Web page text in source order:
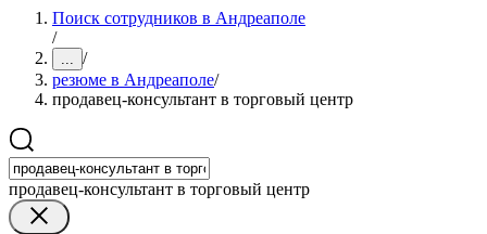
Поиск сотрудников в Андреаполе
/
... /
резюме в Андреаполе/
продавец-консультант в торговый центр
продавец-консультант в торговый центр